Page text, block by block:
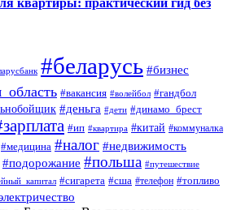
#беларусь #бизнес
#вакансия #волейбол #гандбол
#деньга #дети #динамо_брест
#ип #квартира #китай #коммуналка
#медицина #налог #недвижимость
#подорожание #польша #путешествие
#сигарета #сша #телефон #топливо